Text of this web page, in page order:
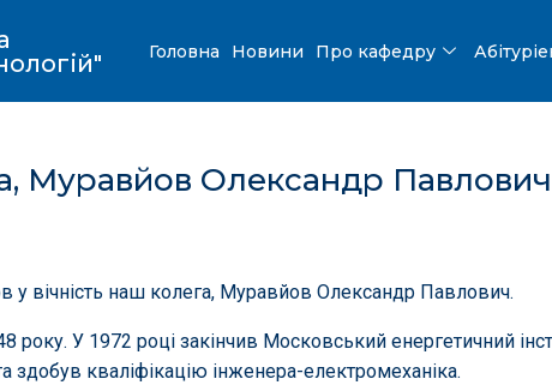
Головна Новини Про кафедру
Муравйов Олександр Павлович
у вічність наш колега, Муравйов Олександр Павлович.
У 1972 році закінчив Московський енергетичний
здобув кваліфікацію інженера-електромеханіка.